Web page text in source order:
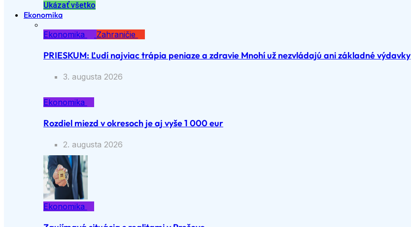
Ukázať všetko
Ekonomika
Ekonomika
Zahraničie
PRIESKUM: Ľudí najviac trápia peniaze a zdravie Mnohí už nezvládajú ani základné výdavky
3. augusta 2026
Ekonomika
Rozdiel miezd v okresoch je aj vyše 1 000 eur
2. augusta 2026
Ekonomika